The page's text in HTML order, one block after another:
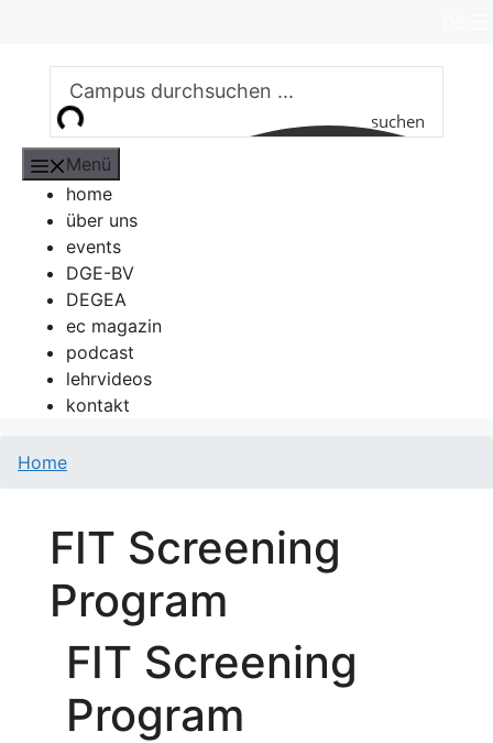
springen
suchen
Menü
home
über uns
events
DGE-BV
DEGEA
ec magazin
podcast
lehrvideos
kontakt
Home
FIT Screening
Program
FIT Screening
Program